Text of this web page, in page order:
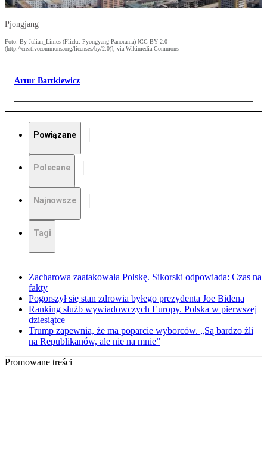
Pjongjang
Foto: By Julian_Limes (Flickr: Pyongyang Panorama) [CC BY 2.0
(http://creativecommons.org/licenses/by/2.0)], via Wikimedia Commons
Artur Bartkiewicz
Powiązane
Polecane
Najnowsze
Tagi
Zacharowa zaatakowała Polskę. Sikorski odpowiada: Czas na
fakty
Pogorszył się stan zdrowia byłego prezydenta Joe Bidena
Ranking służb wywiadowczych Europy. Polska w pierwszej
dziesiątce
Trump zapewnia, że ma poparcie wyborców. „Są bardzo źli
na Republikanów, ale nie na mnie”
Promowane treści